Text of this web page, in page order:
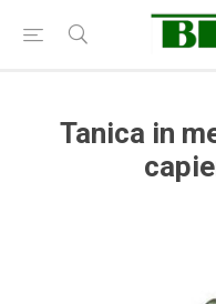
Tanica in